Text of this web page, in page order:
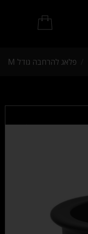
פלאג להרחבה גודל M